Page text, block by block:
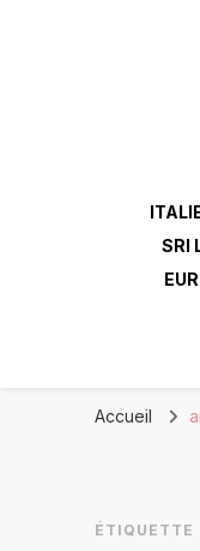
SRI
Accueil
ÉTIQUETTE